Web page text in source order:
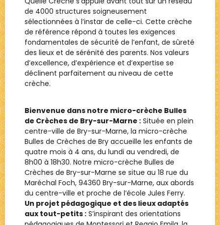
de 4000 structures soigneusement
sélectionnées à l’instar de celle-ci. Cette crèche
de référence répond à toutes les exigences
fondamentales de sécurité de l’enfant, de sûreté
des lieux et de sérénité des parents. Nos valeurs
d’excellence, d’expérience et d’expertise se
déclinent parfaitement au niveau de cette
crèche.
Bienvenue dans notre micro-crèche Bulles
de Crèches de Bry-sur-Marne :
centre-ville de Bry-sur-Marne, la micro-crèche
Bulles de Crèches de Bry accueille les enfants de
quatre mois à 4 ans, du lundi au vendredi, de
8h00 à 18h30. Notre micro-crèche Bulles de
Crèches de Bry-sur-Marne se situe au 18 rue du
Maréchal Foch, 94360 Bry-sur-Marne, aux abords
du centre-ville et proche de l’école Jules Ferry.
Un projet pédagogique et des lieux adaptés
aux tout-petits :